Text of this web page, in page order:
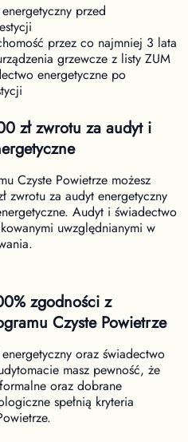
przed
przez co najmniej 3 lata
grzewcze z listy ZUM
energetyczne po
zł zwrotu za audyt i
Czyste Powietrze możesz
zwrotu za audyt energetyczny
Audyt i świadectwo
uwzględnianymi w
zgodności z
Czyste Powietrze
oraz świadectwo
masz pewność, że
oraz dobrane
spełnią kryteria